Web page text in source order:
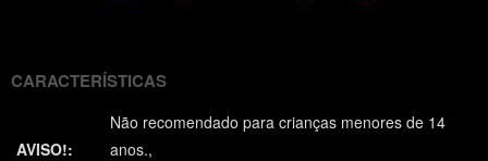
CARACTERÍSTICAS
AVISO!:
Não recomendado para crianças menores de 14
anos.